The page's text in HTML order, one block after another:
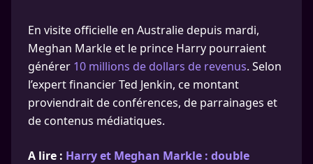
En visite officielle en Australie depuis mardi,
Meghan Markle et le prince Harry pourraient
générer 10 millions de dollars de revenus. Selon
l’expert financier Ted Jenkin, ce montant
proviendrait de conférences, de parrainages et
de contenus médiatiques.
A lire : Harry et Meghan Markle : double